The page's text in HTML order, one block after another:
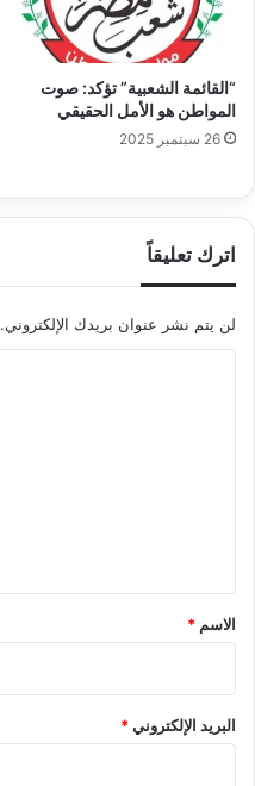
“القائمة الشعبية” تؤكد: صوت
المواطن هو الأمل الحقيقي
26 سبتمبر 2025
اترك تعليقاً
لن يتم نشر عنوان بريدك الإلكتروني.
*
الاسم *
البريد الإلكتروني*